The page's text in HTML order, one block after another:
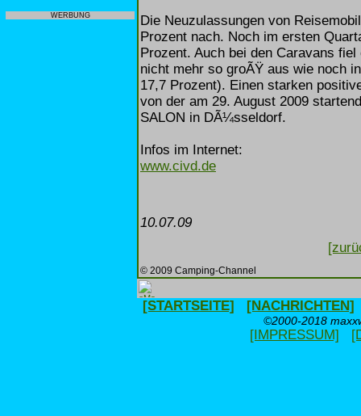
WERBUNG
Die Neuzulassungen von
Prozent nach. Noch im ersten
Prozent. Auch bei den Caravans
nicht mehr so groÃŸ aus wie noch
17,7 Prozent). Einen starken
von der am 29. August 2009
SALON in DÃ¼sseldorf.
Infos im Internet:
www.civd.de
10.07.09
© 2009 Camping-Channel
[STARTSEITE] [NACHRICHTEN]
©2000-2018
[IMPRESSUM]